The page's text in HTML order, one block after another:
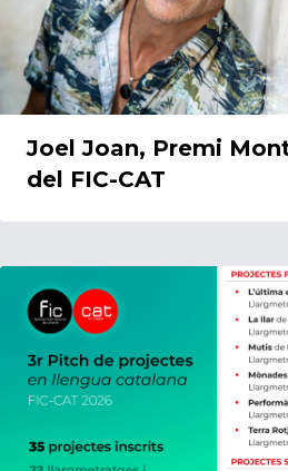
Joel Joan, Premi
del FIC-CAT